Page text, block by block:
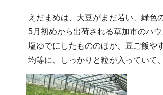
えだまめは、大豆がまだ若い、緑色
5月初めから出荷される草加市のハ
塩ゆでにしたもののほか、豆ご飯や
均等に、しっかりと粒が入っていて